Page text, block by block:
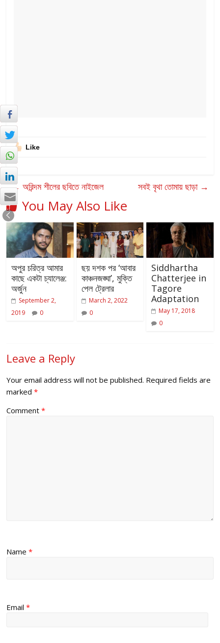
Like
← অরিন্দম শীলের ছবিতে নাইজেল সবই বৃথা তোমায় ছাড়া →
You May Also Like
অপুর চরিত্র আমার
কাছে একটা চ্যালেঞ্জ:
অর্জুন
September 2,
2019
0
ছয় দশক পর ‘আবার
কাঞ্চনজঙ্ঘা’, মুক্তি
পেল ট্রেলার
March 2, 2022
0
Siddhartha
Chatterjee in
Tagore
Adaptation
May 17, 2018
0
Leave a Reply
Your email address will not be published. Required fields are
marked*
Comment*
Name*
Email*